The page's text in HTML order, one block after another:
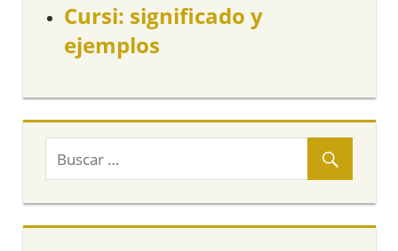
Cursi: significado y
ejemplos